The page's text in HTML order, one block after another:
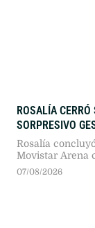
ROSALÍA
SORPRESIVO
Rosalía
Movistar Arena
seguidores en
07/08/2026